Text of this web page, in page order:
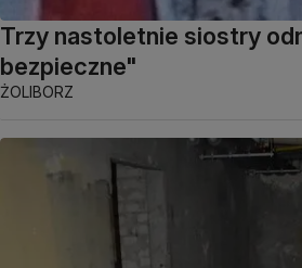
Trzy nastoletnie siostry
bezpieczne"
ŻOLIBORZ